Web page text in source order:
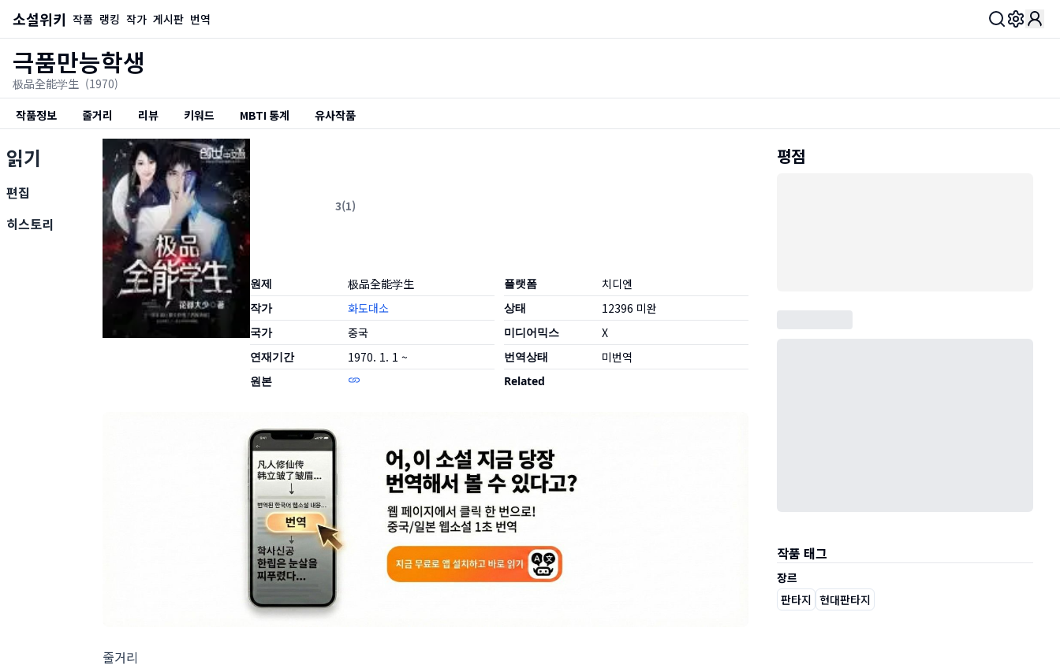
소설위키 작품 랭킹 작가 게시판 번역 Toggle
읽기
편집
히스토리
극품만능학생
极品全能学生 (1970)
작품정보
줄거리 리뷰 키워드 MBTI 통계 유사작품
3(1)
원제 极品全能学生
작가 화도대소
국가 중국
연재기간 1970. 1. 1 ~
원본
플랫폼 치디엔
상태 12396 미완
미디어믹스 X
번역상태 미번역
Related
줄거리
평점
작품 태그
장르
판타지 현대판타지